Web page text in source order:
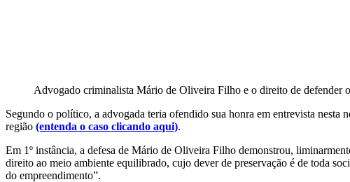
Advogado criminalista Mário de Oliveira Filho e o direito de defender
Segundo o político, a advogada teria ofendido sua honra em entrevista
região (entenda o caso clicando aqui).
Em 1º instância, a defesa de Mário de Oliveira Filho demonstrou,
direito ao meio ambiente equilibrado, cujo dever de preservação é de toda
do empreendimento”.